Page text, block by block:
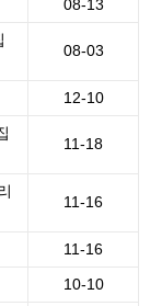
08-13
08-03
12-10
11-18
11-16
11-16
10-10